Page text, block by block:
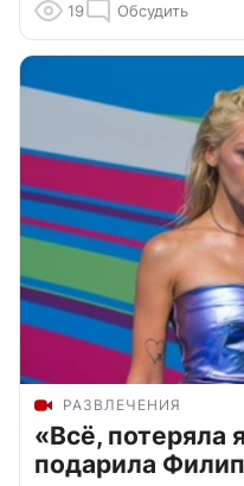
19 Обсудить
РАЗВЛЕЧЕНИЯ
«Всё, потеряла
подарила